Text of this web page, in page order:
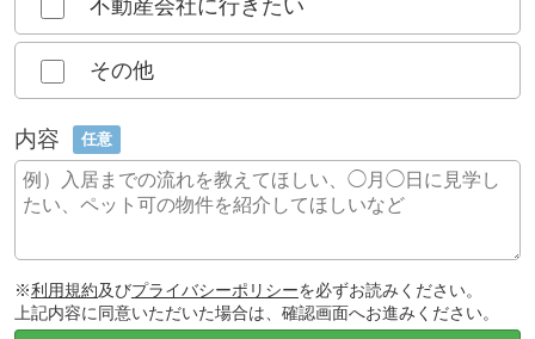
不動産会社に行きたい
その他
内容 任意
※利用規約及びプライバシーポリシーを必ずお読みください。
上記内容に同意いただいた場合は、確認画面へお進みください。